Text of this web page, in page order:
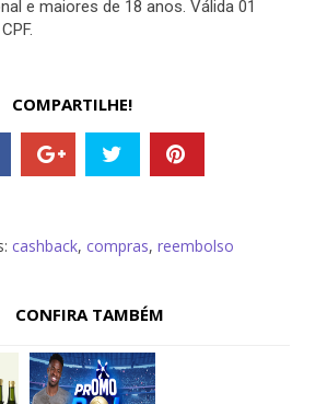
e maiores de 18 anos. Válida 01
COMPARTILHE!
cashback, compras, reembolso
CONFIRA TAMBÉM